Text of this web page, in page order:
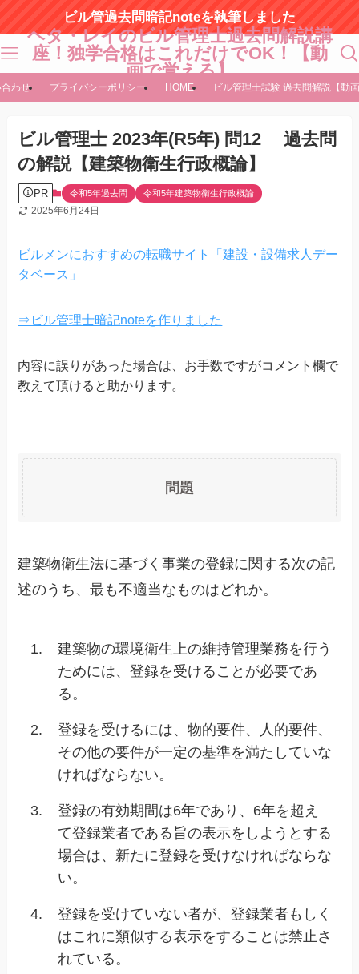
ビル管過去問暗記noteを執筆しました
ヘタ・レイのビル管理士過去問解説講
座！独学合格はこれだけでOK！【動
画で覚える】
わせ プライバシーポリシー HOME ビル管理士試験 過去問解説【動
ビル管理士 2023年(R5年) 問12 過去問
の解説【建築物衛生行政概論】
PR 令和5年過去問 令和5年建築物衛生行政概論
2025年6月24日
ビルメンにおすすめの転職サイト「建設・設備求人デー
タベース」
⇒ビル管理士暗記noteを作りました
内容に誤りがあった場合は、お手数ですがコメント欄で
教えて頂けると助かります。
問題
建築物衛生法に基づく事業の登録に関する次の記
述のうち、最も不適当なものはどれか。
1.
建築物の環境衛生上の維持管理業務を行う
ためには、登録を受けることが必要であ
る。
2.
登録を受けるには、物的要件、人的要件、
その他の要件が一定の基準を満たしていな
ければならない。
3.
登録の有効期間は6年であり、6年を超え
て登録業者である旨の表示をしようとする
場合は、新たに登録を受けなければならな
い。
4.
登録を受けていない者が、登録業者もしく
はこれに類似する表示をすることは禁止さ
れている。